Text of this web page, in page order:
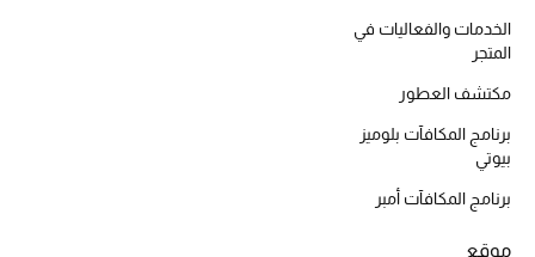
الخدمات والفعاليات في
المتجر
مكتشف العطور
برنامج المكافآت بلوميز
بيوتي
برنامج المكافآت أمبر
موقع